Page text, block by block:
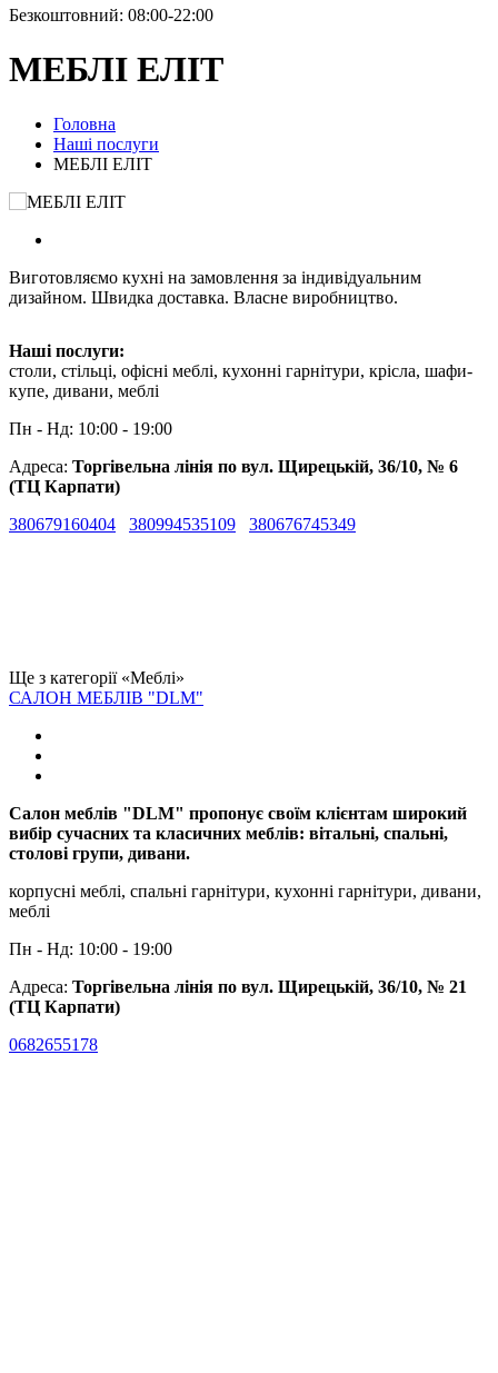
Безкоштовний: 08:00-22:00
МЕБЛІ ЕЛІТ
Головна
Наші послуги
МЕБЛІ ЕЛІТ
Виготовляємо кухні на замовлення за індивідуальним
дизайном. Швидка доставка. Власне виробництво.
Наші послуги:
столи, стільці, офісні меблі, кухонні гарнітури, крісла, шафи-
купе, дивани, меблі
Пн - Нд: 10:00 - 19:00
Адреса: Торгівельна лінія по вул. Щирецькій, 36/10, № 6
(ТЦ Карпати)
380679160404
380994535109 380676745349
Ще з категорії «Меблі»
САЛОН МЕБЛІВ "DLM"
Cалон меблів "DLM" пропонує своїм клієнтам широкий
вибір сучасних та класичних меблів: вітальні, спальні,
столові групи, дивани.
корпусні меблі, спальні гарнітури, кухонні гарнітури, дивани,
меблі
Пн - Нд: 10:00 - 19:00
Адреса: Торгівельна лінія по вул. Щирецькій, 36/10, № 21
(ТЦ Карпати)
0682655178